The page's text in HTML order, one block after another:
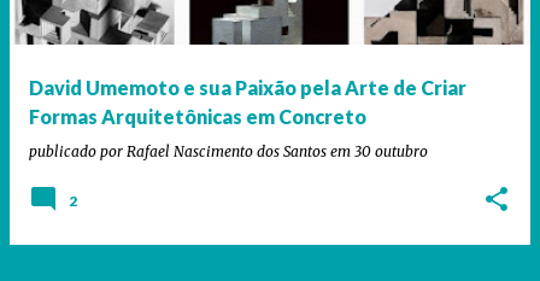
g
David Umemoto e sua Paixão pela Arte de Criar
Formas Arquitetônicas em Concreto
publicado por Rafael Nascimento dos Santos em 30 outubro
2